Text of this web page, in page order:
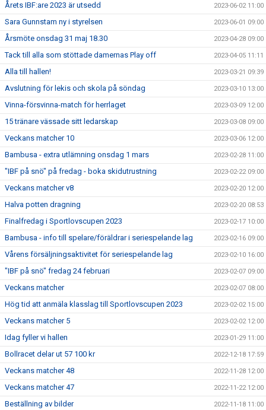
Årets IBF:are 2023 är utsedd 2023-06-02 11:00
Sara Gunnstam ny i styrelsen 2023-06-01 09:00
Årsmöte onsdag 31 maj 18.30 2023-04-28 09:00
Tack till alla som stöttade damernas Play off 2023-04-05 11:11
Alla till hallen! 2023-03-21 09:39
Avslutning för lekis och skola på söndag 2023-03-10 13:00
Vinna-försvinna-match för herrlaget 2023-03-09 12:00
15 tränare vässade sitt ledarskap 2023-03-08 09:00
Veckans matcher 10 2023-03-06 12:00
Bambusa - extra utlämning onsdag 1 mars 2023-02-28 11:00
"IBF på snö" på fredag - boka skidutrustning 2023-02-22 09:00
Veckans matcher v8 2023-02-20 12:00
Halva potten dragning 2023-02-20 08:53
Finalfredag i Sportlovscupen 2023 2023-02-17 10:00
Bambusa - info till spelare/föräldrar i seriespelande lag 2023-02-16 09:00
Vårens försäljningsaktivitet för seriespelande lag 2023-02-10 16:00
"IBF på snö" fredag 24 februari 2023-02-07 09:00
Veckans matcher 2023-02-07 08:00
Hög tid att anmäla klasslag till Sportlovscupen 2023 2023-02-02 15:00
Veckans matcher 5 2023-02-02 12:00
Idag fyller vi hallen 2023-01-29 11:00
Bollracet delar ut 57 100 kr 2022-12-18 17:59
Veckans matcher 48 2022-11-28 12:00
Veckans matcher 47 2022-11-22 12:00
Beställning av bilder 2022-11-18 11:00